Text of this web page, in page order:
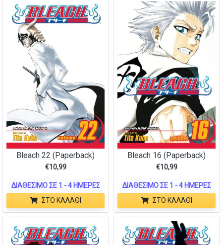
Bleach 22 (Paperback)
€10,99
ΔΙΑΘΈΣΙΜΟ ΣΕ 1 - 4 ΗΜΈΡΕΣ
ΣΤΟ ΚΑΛΆΘΙ
Bleach 16 (Paperback)
€10,99
ΔΙΑΘΈΣΙΜΟ ΣΕ 1 - 4 ΗΜΈΡΕΣ
ΣΤΟ ΚΑΛΆΘΙ